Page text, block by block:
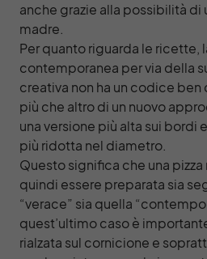
anche grazie alla possibilità di
madre.
Per quanto riguarda le ricette,
contemporanea per via della
creativa non ha un codice
più che altro di un nuovo
una versione più alta sui bordi
più ridotta nel diametro.
Questo significa che una
quindi essere preparata sia
“verace” sia quella
quest’ultimo caso è
rialzata sul cornicione e